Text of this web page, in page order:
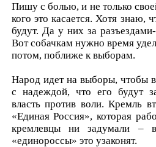
Пишу с болью, и не только
кого это касается. Хотя знаю,
будут. Да у них за
Вот собачкам нужно время
потом, поближе к выборам.
Народ идет на выборы, чтобы
с надеждой, что его будут
власть против воли. Кремль
«Единая Россия», которая
кремлевцы ни задумали –
«единороссы» это узаконят.